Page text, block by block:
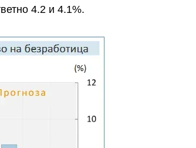
4.2 и 4.1%.